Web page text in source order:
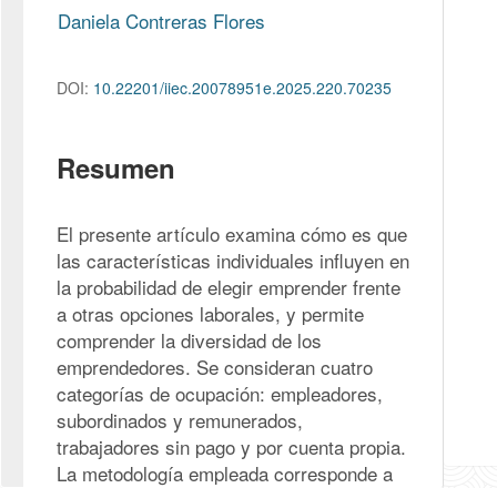
Daniela Contreras Flores
DOI: 10.22201/iiec.20078951e.2025.220.70235
Resumen
El presente artículo examina cómo es que
las características individuales influyen en
la probabilidad de elegir emprender frente
a otras opciones laborales, y permite
comprender la diversidad de los
emprendedores. Se consideran cuatro
categorías de ocupación: empleadores,
subordinados y remunerados,
trabajadores sin pago y por cuenta propia.
La metodología empleada corresponde a